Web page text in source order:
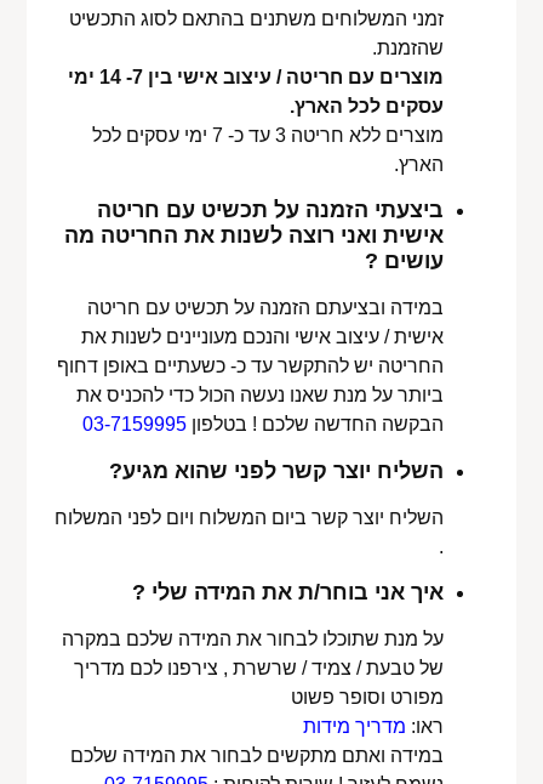
זמני המשלוחים משתנים בהתאם לסוג התכשיט
שהזמנת.
מוצרים עם חריטה / עיצוב אישי בין 7- 14 ימי
עסקים לכל הארץ.
מוצרים ללא חריטה 3 עד כ- 7 ימי עסקים לכל
הארץ.
ביצעתי הזמנה על תכשיט עם חריטה
אישית ואני רוצה לשנות את החריטה מה
עושים ?
במידה ובציעתם הזמנה על תכשיט עם חריטה
אישית / עיצוב אישי והנכם מעוניינים לשנות את
החריטה יש להתקשר עד כ- כשעתיים באופן דחוף
ביותר על מנת שאנו נעשה הכול כדי להכניס את
הבקשה החדשה שלכם ! בטלפון03-7159995
השליח יוצר קשר לפני שהוא מגיע?
השליח יוצר קשר ביום המשלוח ויום לפני המשלוח
.
איך אני בוחר/ת את המידה שלי ?
על מנת שתוכלו לבחור את המידה שלכם במקרה
של טבעת / צמיד / שרשרת , צירפנו לכם מדריך
מפורט וסופר פשוט
ראו: מדריך מידות
במידה ואתם מתקשים לבחור את המידה שלכם